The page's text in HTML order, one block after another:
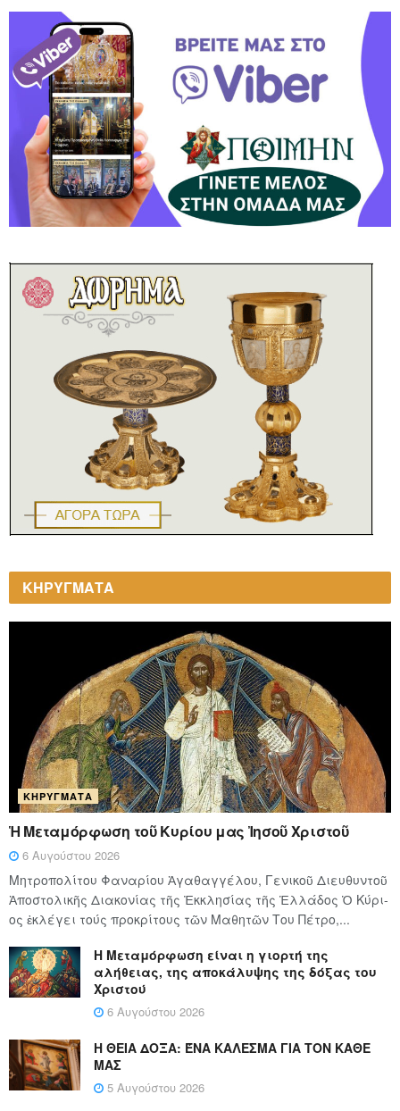
ΚΗΡΥΓΜΑΤΑ
ΚΗΡΎΓΜΑΤΑ
Ἡ Μεταμόρφωση τοῦ Κυρίου μας Ἰησοῦ Χριστοῦ
6 Αυγούστου 2026
Μητροπολίτου Φαναρίου Ἀγαθαγγέλου, Γενικοῦ Διευθυντοῦ
Ἀποστολικῆς Διακονίας τῆς Ἐκκλησίας τῆς Ἑλλάδος Ὁ Κύ­ρι­
ος ἐκλέγει τούς προ­κρί­τους τῶν Μα­θη­τῶν Του Πέ­τρο,...
Η Μεταμόρφωση είναι η γιορτή της
αλήθειας, της αποκάλυψης της δόξας του
Χριστού
6 Αυγούστου 2026
Η ΘΕΙΑ ΔΟΞΑ: ΈΝΑ ΚΑΛΕΣΜΑ ΓΙΑ ΤΟΝ ΚΑΘΕ
ΜΑΣ
5 Αυγούστου 2026